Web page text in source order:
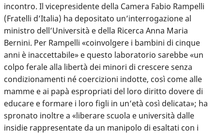
incontro. Il vicepresidente della Camera Fabio Rampelli
(Fratelli d’Italia) ha depositato un’interrogazione al
ministro dell’Università e della Ricerca Anna Maria
Bernini. Per Rampelli «coinvolgere i bambini di cinque
anni è inaccettabile» e questo laboratorio sarebbe «un
colpo ferale alla libertà dei minori di crescere senza
condizionamenti né coercizioni indotte, così come alle
mamme e ai papà espropriati del loro diritto dovere di
educare e formare i loro figli in un’età così delicata»; ha
spronato inoltre a «liberare scuola e università dalle
insidie rappresentate da un manipolo di esaltati con i